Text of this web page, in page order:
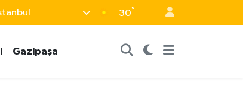
30°
Gazipaşa